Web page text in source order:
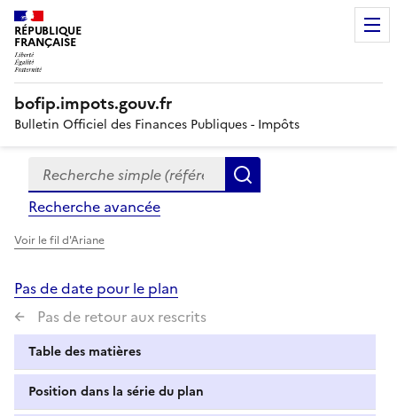
RÉPUBLIQUE
FRANÇAISE
bofip.impots.gouv.fr
Bulletin Officiel des Finances Publiques - Impôts
Formulaire
de
recherche
Recherche simple (références, mots clés, partie du
Recherche avancée
Voir le fil d'Ariane
Pas de date pour le plan
Pas de retour aux rescrits
Table des matières
Position dans la série du plan